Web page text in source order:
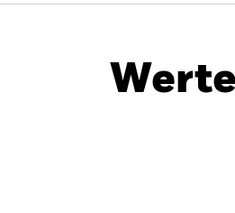
Wertentwicklung